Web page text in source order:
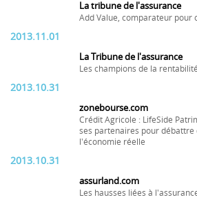
La tribune de l'assurance
Add Value, comparateur pour
2013.11.01
La Tribune de l'assurance
Les champions de la
2013.10.31
zonebourse.com
Crédit Agricole : LifeSide
ses partenaires pour débattre
l'économie réelle
2013.10.31
assurland.com
Les hausses liées à